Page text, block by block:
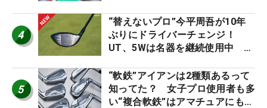
ー』 #女子プロセッティング
4
“替えないプロ”今平周吾が10年
ぶりにドライバーチェンジ！
UT、5Wは名器を継続使用中 #
5
“軟鉄”アイアンは2種類あるって
知ってた？ 女子プロ使用者も多
い“複合軟鉄”はアマチュアにもオ